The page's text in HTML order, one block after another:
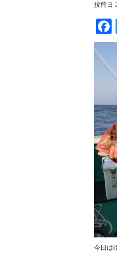
投稿日
今日は